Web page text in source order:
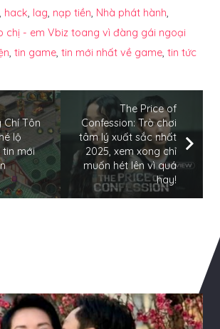
, hack, lag, nạp tiền, Nhà phát hành,
chị - em Vbiz toang vì đàng gái ngoại
, tin game, tin mới nhất về game, tin tức
Chí Tôn
lộ
tin mới
The Price of
Confession: Trò chơi
tâm lý xuất sắc nhất
2025, xem xong chỉ
muốn hét lên vì quá
hay!